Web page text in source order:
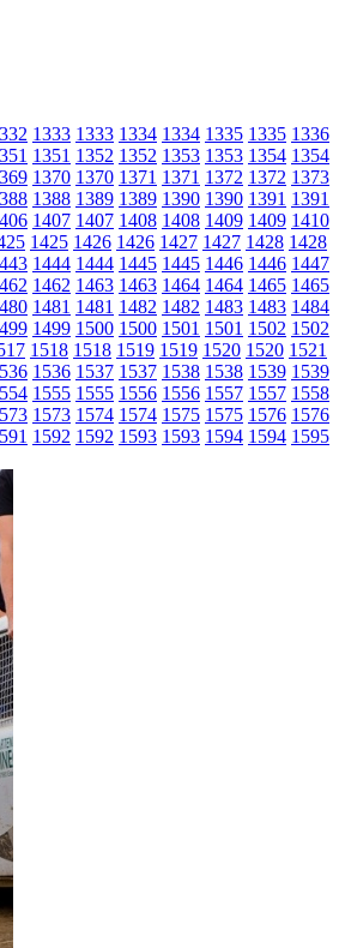
1333 1333 1334 1334 1335 1335 1336
1351 1352 1352 1353 1353 1354 1354
1370 1370 1371 1371 1372 1372 1373
1388 1389 1389 1390 1390 1391 1391
1407 1407 1408 1408 1409 1409 1410
1425 1426 1426 1427 1427 1428 1428
1444 1444 1445 1445 1446 1446 1447
1462 1463 1463 1464 1464 1465 1465
1481 1481 1482 1482 1483 1483 1484
1499 1500 1500 1501 1501 1502 1502
1518 1518 1519 1519 1520 1520 1521
1536 1537 1537 1538 1538 1539 1539
1555 1555 1556 1556 1557 1557 1558
1573 1574 1574 1575 1575 1576 1576
1592 1592 1593 1593 1594 1594 1595